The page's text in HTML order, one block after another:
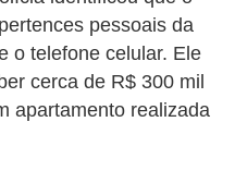
pessoais da
o telefone celular. Ele
cerca de R$ 300 mil
apartamento realizada